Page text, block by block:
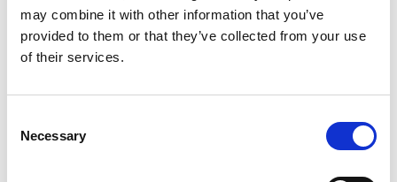
may combine it with other information that you’ve
provided to them or that they’ve collected from your use
of their services.
Selection
Necessary